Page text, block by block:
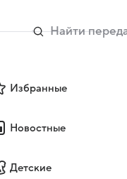
Избранные
Новостные
Детские